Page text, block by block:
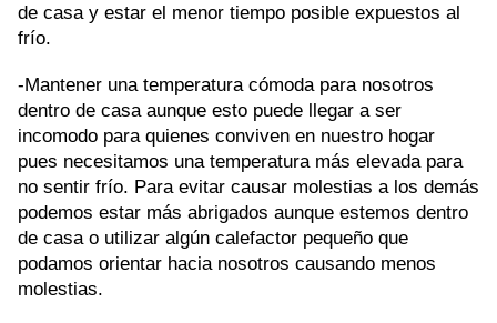
de casa y estar el menor tiempo posible expuestos al
frío.
-Mantener una temperatura cómoda para nosotros
dentro de casa aunque esto puede llegar a ser
incomodo para quienes conviven en nuestro hogar
pues necesitamos una temperatura más elevada para
no sentir frío. Para evitar causar molestias a los demás
podemos estar más abrigados aunque estemos dentro
de casa o utilizar algún calefactor pequeño que
podamos orientar hacia nosotros causando menos
molestias.